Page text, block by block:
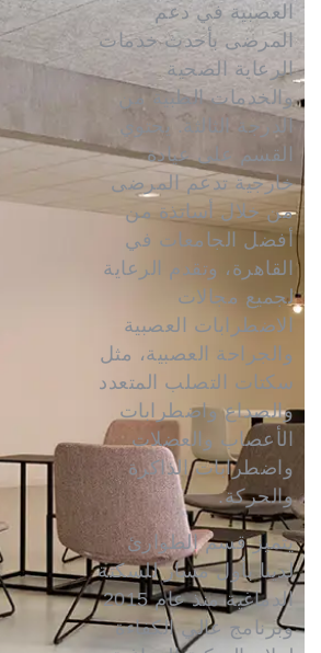
العصبية في دعم
المرضى بأحدث خدمات
الرعاية الصحية
والخدمات الطبية من
الدرجة الثالثة. يحتوي
القسم على عيادة
خارجية تدعم المرضى
من خلال أساتذة من
أفضل الجامعات في
القاهرة، وتقدم الرعاية
لجميع مجالات
الاضطرابات العصبية
والجراحة العصبية، مثل
سكتات التصلب المتعدد
والصداع واضطرابات
الأعصاب والعضلات
واضطرابات الذاكرة
والحركة.
يتميز قسم الطوارئ
لدينا بأول مسار للسكتة
الدماغية منذ عام 2015
وبرنامج عالي الكفاءة